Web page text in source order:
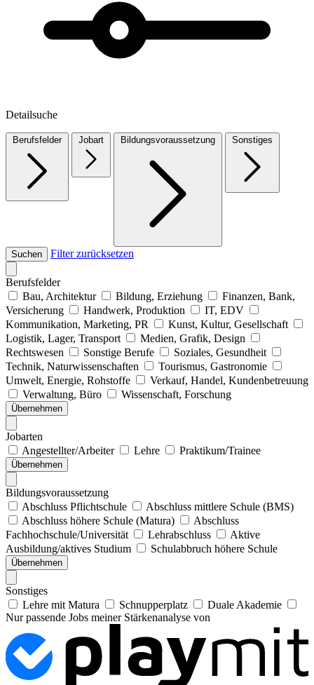
Detailsuche
Berufsfelder Jobart Bildungsvoraussetzung Sonstiges
Suchen Filter zurücksetzen
Berufsfelder
Bau, Architektur
Bildung, Erziehung
Finanzen, Bank,
Versicherung
Handwerk, Produktion
IT, EDV
Kommunikation, Marketing, PR
Kunst, Kultur, Gesellschaft
Logistik, Lager, Transport
Medien, Grafik, Design
Rechtswesen
Sonstige Berufe
Soziales, Gesundheit
Technik, Naturwissenschaften
Tourismus, Gastronomie
Umwelt, Energie, Rohstoffe
Verkauf, Handel, Kundenbetreuung
Verwaltung, Büro
Wissenschaft, Forschung
Übernehmen
Jobarten
Angestellter/Arbeiter
Lehre Praktikum/Trainee
Übernehmen
Bildungsvoraussetzung
Abschluss Pflichtschule
Abschluss mittlere Schule (BMS)
Abschluss höhere Schule (Matura)
Abschluss
Fachhochschule/Universität
Lehrabschluss
Aktive
Ausbildung/aktives Studium
Schulabbruch höhere Schule
Übernehmen
Sonstiges
Lehre mit Matura
Schnupperplatz
Duale Akademie
Nur passende Jobs meiner Stärkenanalyse von